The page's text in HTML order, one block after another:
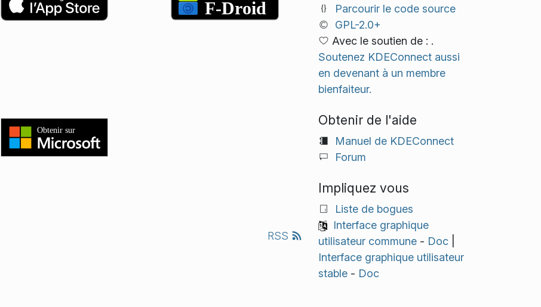
RSS
Parcourir le code source
GPL-2.0+
Avec le soutien de : .
Soutenez KDEConnect aussi
en devenant à un membre
bienfaiteur.
Obtenir de l'aide
Manuel de KDEConnect
Forum
Impliquez vous
Liste de bogues
Interface graphique
utilisateur commune- Doc|
Interface graphique utilisateur
stable- Doc